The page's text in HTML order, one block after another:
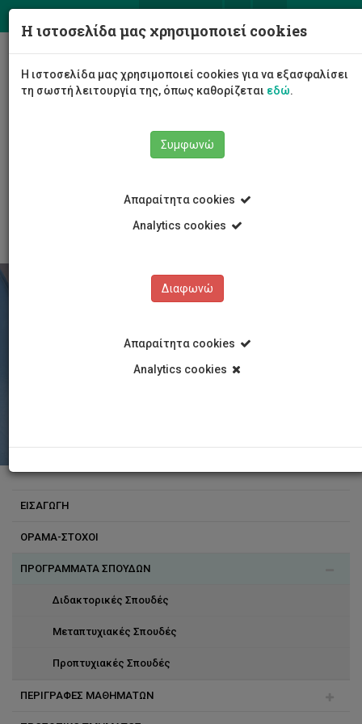
Σχολή Διοίκησης Τουρισμού, Φιλοξενίας και
Τμήμα Διοίκησης Τουρισμού και Φιλοξενίας
Προγράμματα Σπουδών
ΕΙΣΑΓΩΓΗ
ΟΡΑΜΑ-ΣΤΟΧΟΙ
ΠΡΟΓΡΑΜΜΑΤΑ ΣΠΟΥΔΩΝ
Διδακτορικές Σπουδές
Μεταπτυχιακές Σπουδές
Προπτυχιακές Σπουδές
ΠΕΡΙΓΡΑΦΕΣ ΜΑΘΗΜΑΤΩΝ
Η ιστοσελίδα μας χρησιμοποιεί cookies
Η ιστοσελίδα μας χρησιμοποιεί cookies για να εξασφαλίσει
τη σωστή λειτουργία της, όπως καθορίζεται εδώ.
Συμφωνώ
Απαραίτητα cookies
Analytics cookies
Διαφωνώ
Απαραίτητα cookies
Analytics cookies